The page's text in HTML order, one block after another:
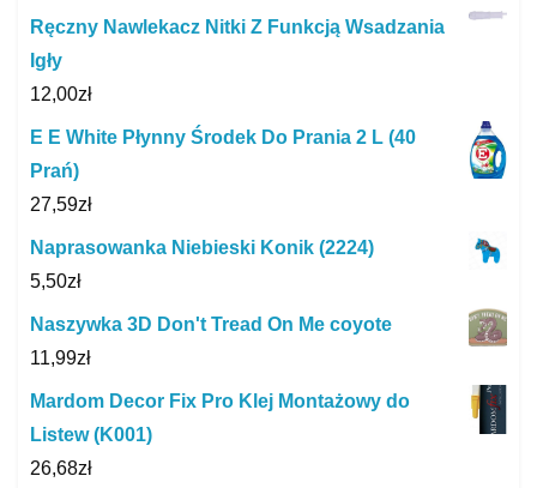
Ręczny Nawlekacz Nitki Z Funkcją Wsadzania
Igły
12,00zł
E E White Płynny Środek Do Prania 2 L (40
Prań)
27,59zł
Naprasowanka Niebieski Konik (2224)
5,50zł
Naszywka 3D Don't Tread On Me coyote
11,99zł
Mardom Decor Fix Pro Klej Montażowy do
Listew (K001)
26,68zł